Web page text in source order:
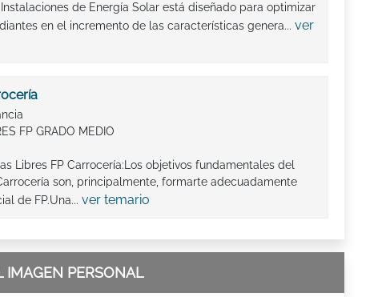
de Energía Solar está diseñado para optimizar
en el incremento de las características genera... ver
FP GRADO MEDIO
Libres FP Carrocería:Los objetivos fundamentales del
son, principalmente, formarte adecuadamente
de FP.Una... ver temario
IMAGEN PERSONAL